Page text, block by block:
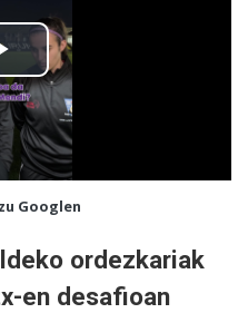
Googlen
ordezkariak
en desafioan